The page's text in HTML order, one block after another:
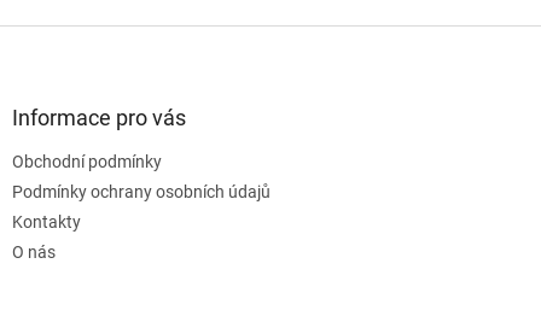
Informace pro vás
Obchodní podmínky
Podmínky ochrany osobních údajů
Kontakty
O nás